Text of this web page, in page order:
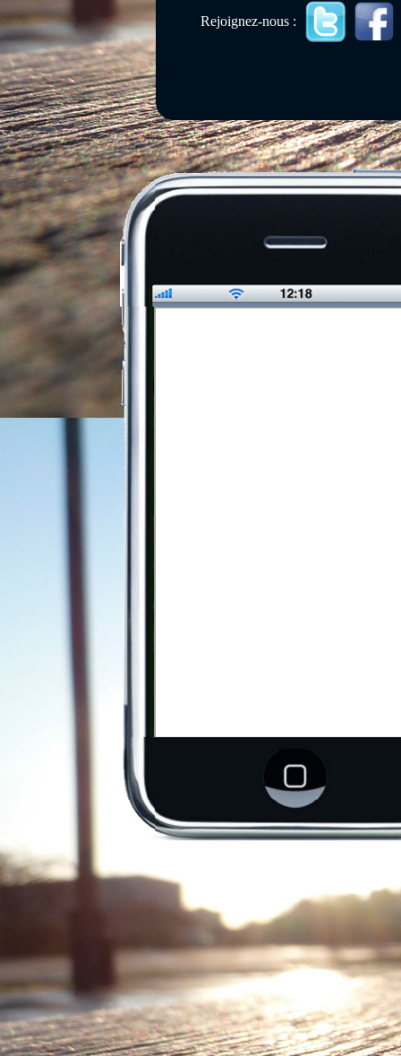
Rejoignez-nous :